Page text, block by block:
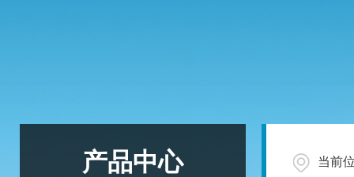
产品中心 当前